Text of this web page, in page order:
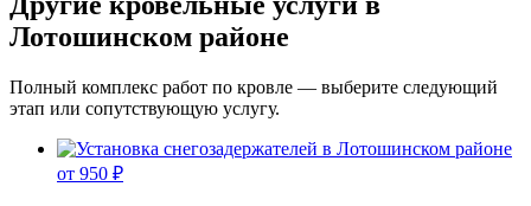
Лотошинском районе
Полный комплекс работ по кровле — выберите следующий
этап или сопутствующую услугу.
от 950 ₽